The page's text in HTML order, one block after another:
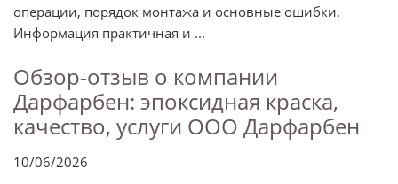
операции, порядок монтажа и основные ошибки.
Информация практичная и ...
Обзор-отзыв о компании
Дарфарбен: эпоксидная краска,
качество, услуги ООО Дарфарбен
10/06/2026